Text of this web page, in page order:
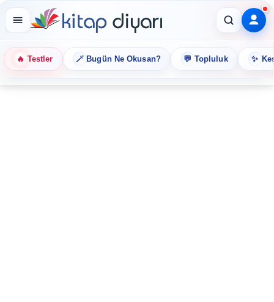
🔥 Testler 🪄 Bugün Ne Okusan? 💬 Topluluk ✨